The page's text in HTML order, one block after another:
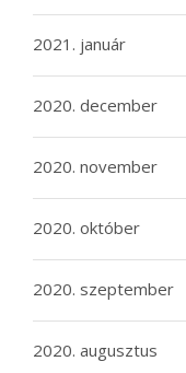
2021. január
2020. december
2020. november
2020. október
2020. szeptember
2020. augusztus